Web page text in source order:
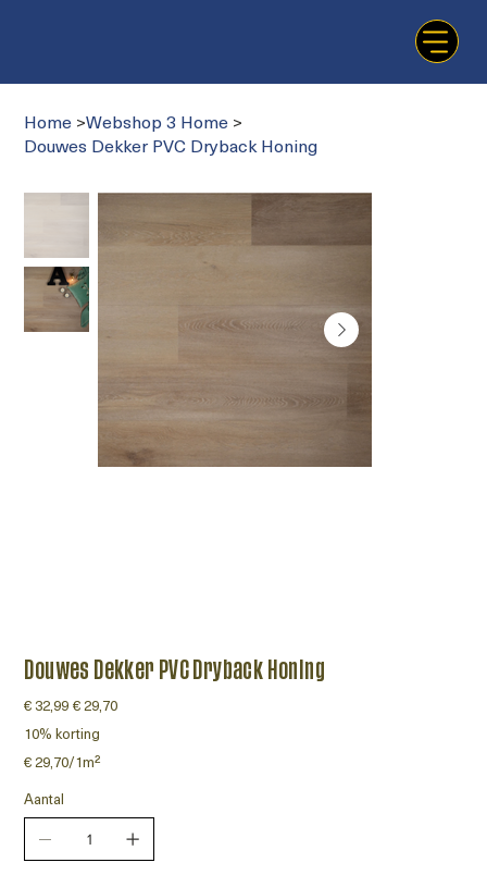
Home >Webshop 3 Home >
Douwes Dekker PVC Dryback Honing
Douwes Dekker PVC Dryback Honing
Originele
prijs
€ 32,99 Verkoopprijs
€ 29,70
10% korting
€ 29,70
per
Vierkante
meter
€ 29,70/1m²
Aantal